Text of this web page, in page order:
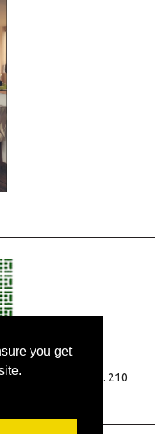
you get
Βάρη, T. 210